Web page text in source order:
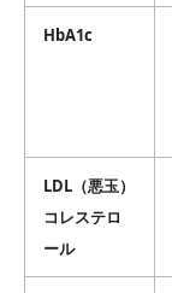
HbA1c
LDL（悪玉）
コレステロ
ール